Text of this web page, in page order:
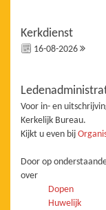
Kerkdienst
16-08-2026
Voor in- en
Kerkelijk Bureau.
Kijkt u even bij
Door op
over
Dopen
Huwelijk